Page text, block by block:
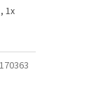
1x
170363